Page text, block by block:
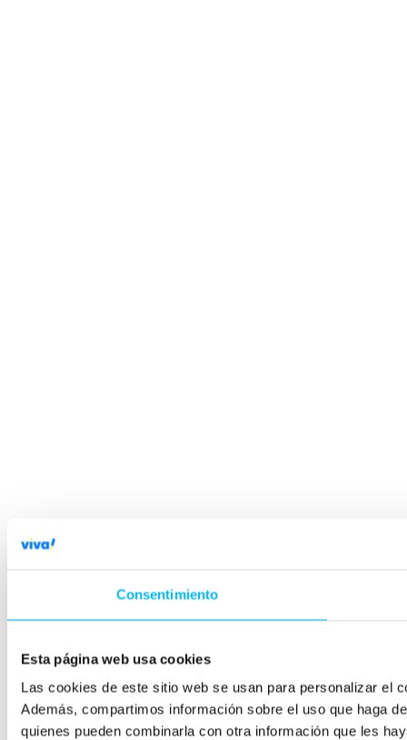
Consentimiento
Esta página web usa cookies
Las cookies de este sitio web se usan para personalizar el
Además, compartimos información sobre el uso que haga
quienes pueden combinarla con otra información que les